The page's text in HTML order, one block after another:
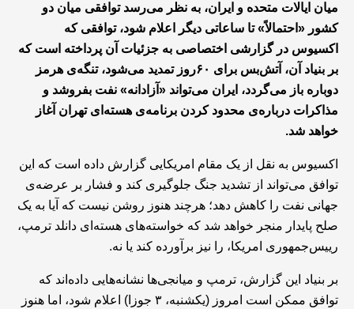
میان ایالات متحده و ایران، به نظر می‌رسد توافقی میان دو
کشور «احتمالاً» تا ساعاتی دیگر اعلام شود، توافقی که
اکسیوس در گزارشی اختصاصی به جزئیات آن پرداخته است که
بر بنیاد آن، آتش‌بس برای ۶۰روز تمدید می‌شود، تنگه‌ی هرمز
دوباره باز می‌گردد، ایران می‌تواند «آزادانه» نفت بفروشد و
مذاکرات درباره‌ی محدود کردن برنامه‌ی هسته‌ای تهران آغاز
خواهد شد.
اکسیوس به نقل از یک مقام امریکایی گزارش داده است که این
توافق می‌تواند از تشدید جنگ جلوگیری کند و فشار بر عرضه‌ی
جهانی نفت را کاهش دهد؛ هرچند هنوز روشن نیست که آیا به یک
صلح پایدار منجر خواهد شد که خواسته‌های هسته‌ای دانلد ترمپ،
رییس‌جمهوری امریکا، را نیز برآورده کند یا نه.
بر بنیاد این گزارش، ترمپ و میانجی‌ها نشانه‌هایی داده‌اند که
توافق ممکن است امروز (یکشنبه، ۳ جوزا) اعلام شود، اما هنوز